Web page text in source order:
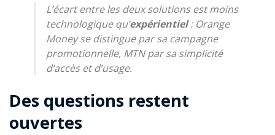
L’écart entre les deux solutions est moins
technologique qu’expérientiel: Orange
Money se distingue par sa campagne
promotionnelle, MTN par sa simplicité
d’accès et d’usage.
Des questions restent
ouvertes